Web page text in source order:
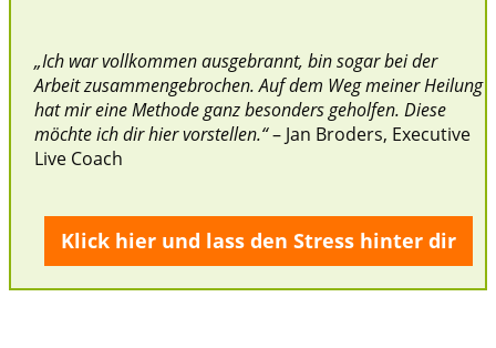
„Ich war vollkommen ausgebrannt, bin sogar bei der
Arbeit zusammengebrochen. Auf dem Weg meiner Heilung
hat mir eine Methode ganz besonders geholfen. Diese
möchte ich dir hier vorstellen.“– Jan Broders, Executive
Live Coach
Klick hier und lass den Stress hinter dir